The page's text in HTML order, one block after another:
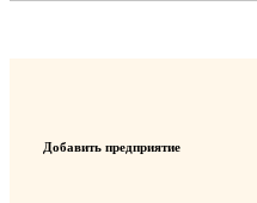
Добавить предприятие